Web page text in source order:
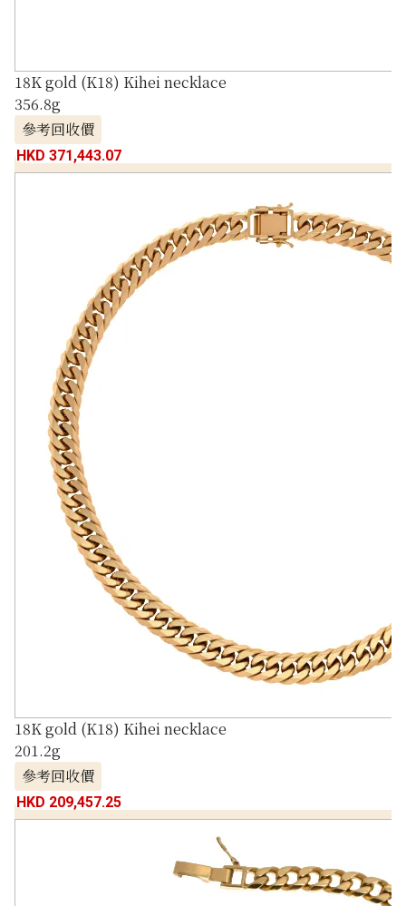
18K gold (K18) Kihei necklace
356.8g
參考回收價
HKD 371,443.07
18K gold (K18) Kihei necklace
201.2g
參考回收價
HKD 209,457.25